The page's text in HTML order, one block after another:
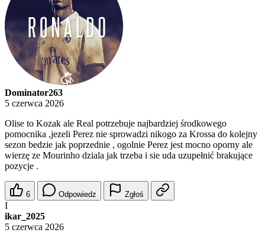
Dominator263
5 czerwca 2026
Olise to Kozak ale Real potrzebuje najbardziej środkowego
pomocnika ,jezeli Perez nie sprowadzi nikogo za Krossa do kolejny
sezon bedzie jak poprzednie , ogolnie Perez jest mocno oporny ale
wierzę ze Mourinho dziala jak trzeba i sie uda uzupełnić brakujące
pozycje .
6 Odpowiedz Zgłoś
I
ikar_2025
5 czerwca 2026